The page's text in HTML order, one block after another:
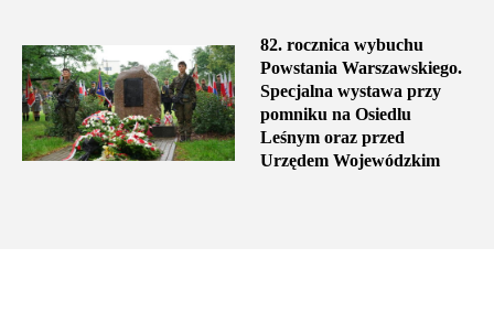
82. rocznica wybuchu
Powstania Warszawskiego.
Specjalna wystawa przy
pomniku na Osiedlu
Leśnym oraz przed
Urzędem Wojewódzkim